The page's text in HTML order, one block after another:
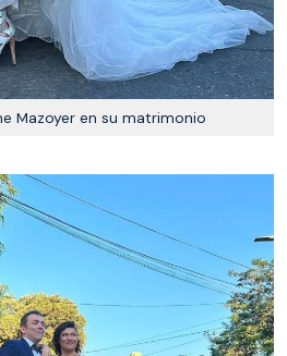
Mazoyer en su matrimonio